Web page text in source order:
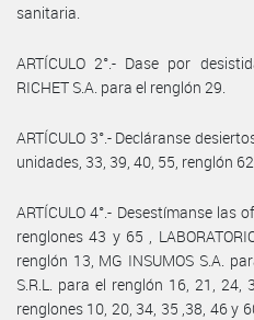
sanitaria.
ARTÍCULO 2°.- Dase por
RICHET S.A. para el renglón 29.
ARTÍCULO 3°.- Decláranse
unidades, 33, 39, 40, 55, renglón
ARTÍCULO 4°.- Desestímanse las
renglones 43 y 65 ,
renglón 13, MG INSUMOS S.A.
S.R.L. para el renglón 16, 21, 24,
renglones 10, 20, 34, 35 ,38, 46 y